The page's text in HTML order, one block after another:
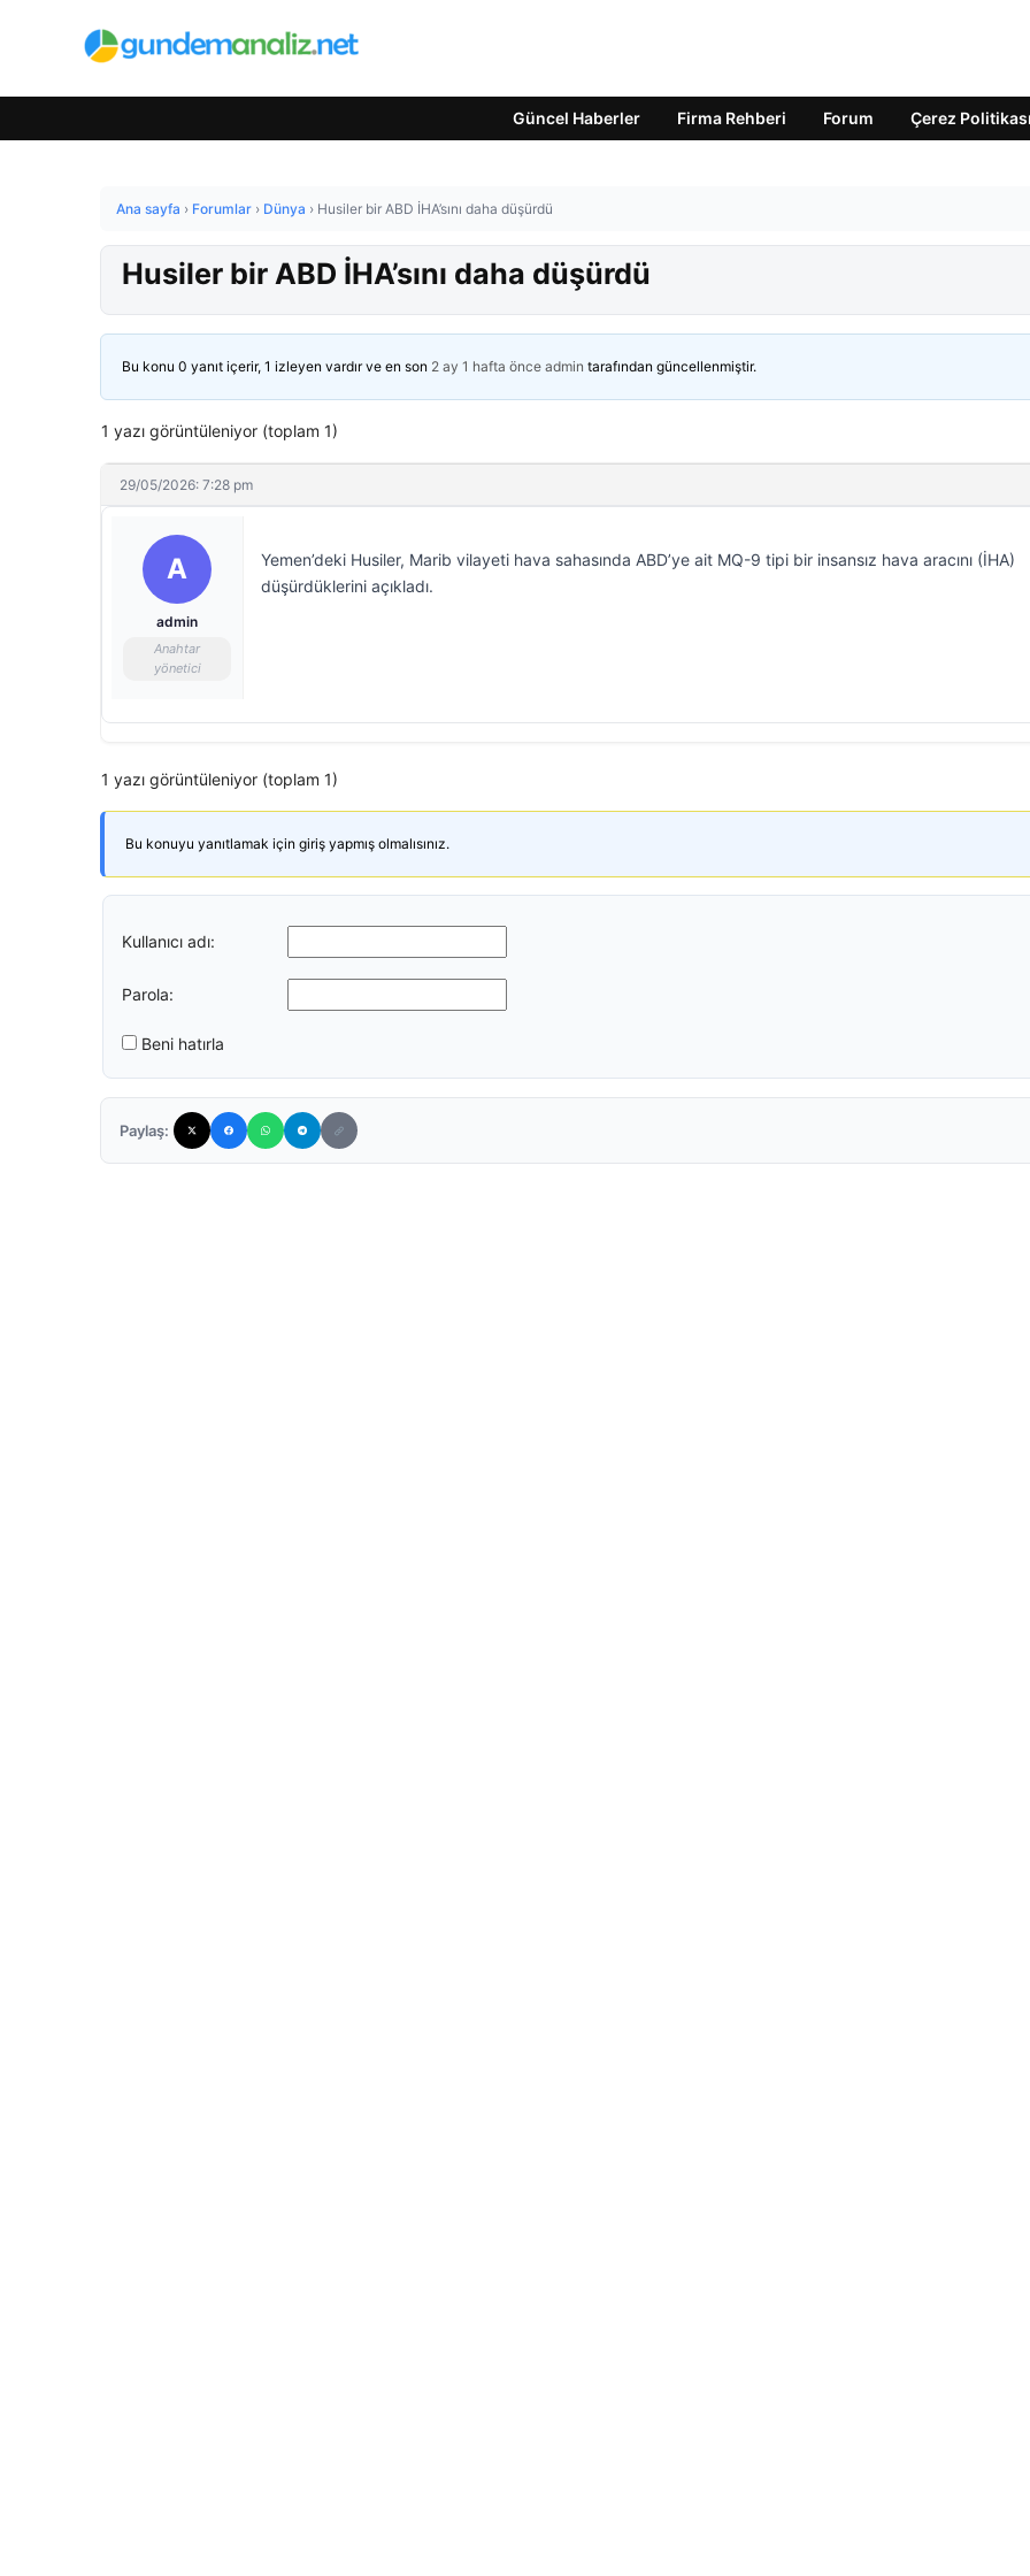
Güncel Haberler Firma Rehberi Forum Çerez Politikası
Ana sayfa › Forumlar › Dünya › Husiler bir ABD İHA’sını daha düşürdü
Husiler bir ABD İHA’sını daha düşürdü
Bu konu 0 yanıt içerir, 1 izleyen vardır ve en son 2 ay 1 hafta önce admin tarafından güncellenmiştir.
1 yazı görüntüleniyor (toplam 1)
29/05/2026: 7:28 pm
A
admin
Anahtar
yönetici
Yemen’deki Husiler, Marib vilayeti hava sahasında ABD’ye ait MQ-9 tipi bir insansız hava aracını (İHA)
düşürdüklerini açıkladı.
1 yazı görüntüleniyor (toplam 1)
Bu konuyu yanıtlamak için giriş yapmış olmalısınız.
Kullanıcı adı:
Parola:
Beni hatırla
Paylaş: